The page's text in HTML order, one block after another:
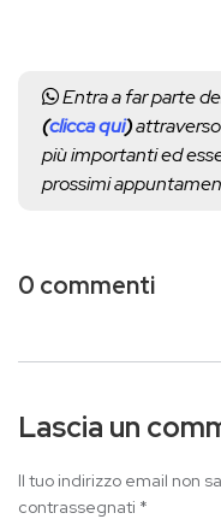
Entra a far parte
(clicca qui)attraverso
più importanti ed
prossimi
0 commenti
Lascia un
Il tuo indirizzo email non
contrassegnati *